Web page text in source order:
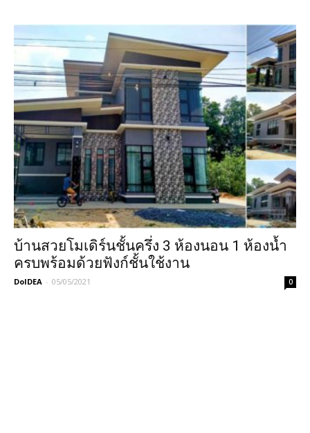
บ้านสวยโมเดิร์นชั้นครึ่ง 3 ห้องนอน 1 ห้องน้ำ
ครบพร้อมด้วยฟังก์ชั้นใช้งาน
DoIDEA - 05/05/2021 0